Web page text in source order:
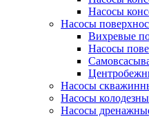
Насосы
Насосы
Вихревые
Насосы
Насосы
Насосы
Насосы